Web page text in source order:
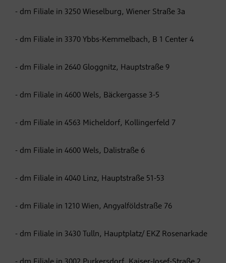
- dm Filiale in 3250 Wieselburg, Wiener Straße 3a
- dm Filiale in 3370 Ybbs-Kemmelbach, B 1 Center 4
- dm Filiale in 2640 Gloggnitz, Hauptstraße 9
- dm Filiale in 4600 Wels, Bäckergasse 3-5
- dm Filiale in 4563 Micheldorf, Kollingerfeld 7
- dm Filiale in 4600 Wels, Dalistraße 6
- dm Filiale in 4040 Linz, Hauptstraße 51-53
- dm Filiale in 1210 Wien, Angyalföldstraße 76
- dm Filiale in 3430 Tulln, Hauptplatz/ EKZ Rosenarkade